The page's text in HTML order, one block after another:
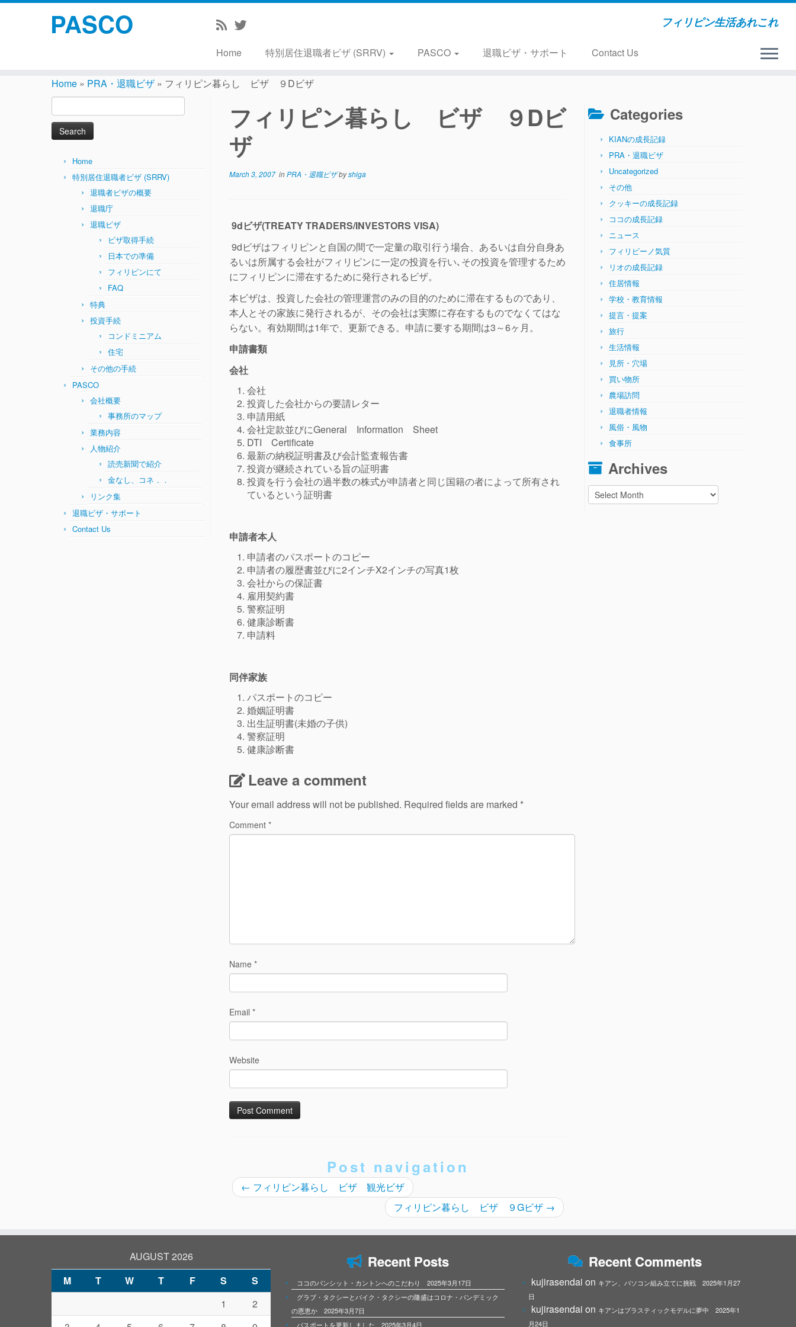
PASCO フィリピン生活あれこれ
Home 特別居住退職者ビザ (SRRV) PASCO 退職ビザ・サポート Contact Us
Home » PRA・退職ビザ » フィリピン暮らし ビザ ９Dビザ
for:
Home
特別居住退職者ビザ (SRRV)
退職者ビザの概要
退職庁
退職ビザ
ビザ取得手続
日本での準備
フィリピンにて
FAQ
特典
投資手続
コンドミニアム
住宅
その他の手続
PASCO
会社概要
事務所のマップ
業務内容
人物紹介
読売新聞で紹介
金なし、コネ．．
リンク集
退職ビザ・サポート
Contact Us
フィリピン暮らし ビザ ９Dビ
ザ
March 3, 2007inPRA・退職ビザbyshiga
9dビザ(TREATY TRADERS/INVESTORS VISA)
9dビザはフィリピンと自国の間で一定量の取引行う場合、あるいは自分自身あ
るいは所属する会社がフィリピンに一定の投資を行い､その投資を管理するため
にフィリピンに滞在するために発行されるビザ。
本ビザは、投資した会社の管理運営のみの目的のために滞在するものであり、
本人とその家族に発行されるが、その会社は実際に存在するものでなくてはな
らない。有効期間は1年で、更新できる。申請に要する期間は3～6ヶ月。
申請書類
会社
会社
投資した会社からの要請レター
申請用紙
会社定款並びにGeneral Information Sheet
DTI Certificate
最新の納税証明書及び会計監査報告書
投資が継続されている旨の証明書
投資を行う会社の過半数の株式が申請者と同じ国籍の者によって所有され
ているという証明書
申請者本人
申請者のパスポートのコピー
申請者の履歴書並びに2インチX2インチの写真1枚
会社からの保証書
雇用契約書
警察証明
健康診断書
申請料
同伴家族
パスポートのコピー
婚姻証明書
出生証明書(未婚の子供)
警察証明
健康診断書
Leave a comment
Your email address will not be published. Required fields are marked *
Comment *
Name *
Email *
Website
Post navigation
← フィリピン暮らし ビザ 観光ビザ
フィリピン暮らし ビザ ９Gビザ →
Categories
KIANの成長記録
PRA・退職ビザ
Uncategorized
その他
クッキーの成長記録
ココの成長記録
ニュース
フィリピーノ気質
リオの成長記録
住居情報
学校・教育情報
提言・提案
旅行
生活情報
見所・穴場
買い物所
農場訪問
退職者情報
風俗・風物
食事所
Archives
Archives
AUGUST 2026
M
T W T F S
S
1
2
Recent Posts
ココのパンシット・カントンへのこだわり 2025年3月17日
グラブ・タクシーとバイク・タクシーの隆盛はコロナ・パンデミック
の恩恵か 2025年3月7日
パスポートを更新しました 2025年3月4日
Recent Comments
kujirasendai on キアン、パソコン組み立てに挑戦 2025年1月27
日
kujirasendai on キアンはプラスティックモデルに夢中 2025年1
月24日